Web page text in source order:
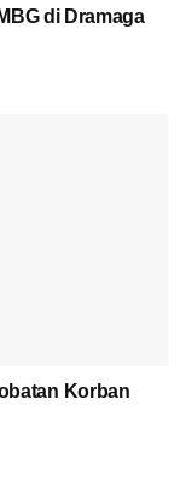
di Dramaga
Korban